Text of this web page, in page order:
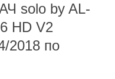
solo by AL-
HD V2
2018 по